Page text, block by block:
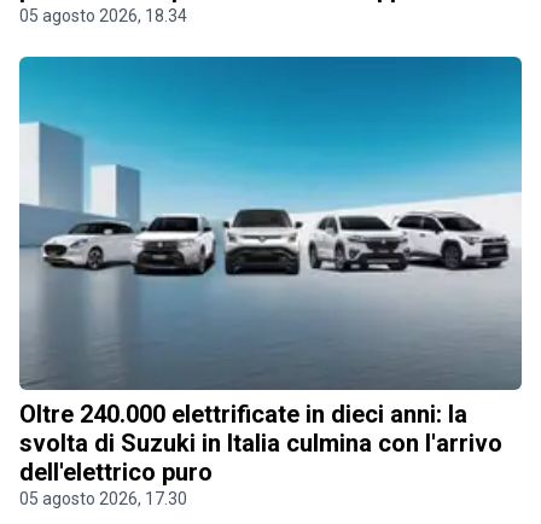
05 agosto 2026, 18.34
Oltre 240.000 elettrificate in dieci anni: la
svolta di Suzuki in Italia culmina con l'arrivo
dell'elettrico puro
05 agosto 2026, 17.30